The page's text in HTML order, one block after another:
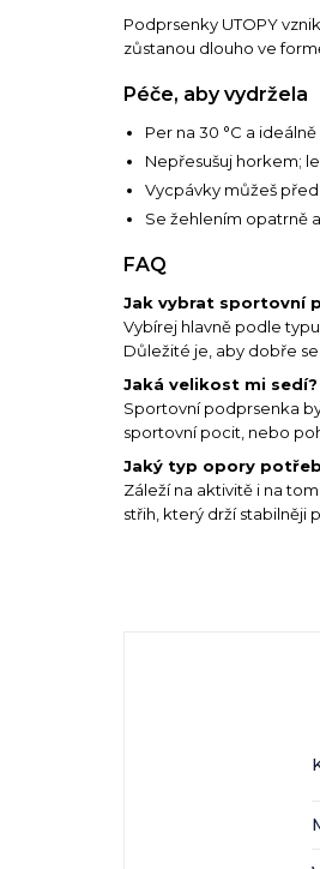
Podprsenky UTOPY
zůstanou dlouho ve
Péče, aby vydržela
Per na 30 °C a
Nepřesušuj horkem;
Vycpávky můžeš
Se žehlením opatrně
FAQ
Jak vybrat sportovní
Vybírej hlavně podle
Důležité je, aby dobře
Jaká velikost mi sedí?
Sportovní podprsenka
sportovní pocit, nebo
Jaký typ opory
Záleží na aktivitě i na
střih, který drží stabilněji